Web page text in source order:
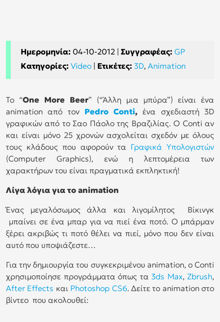
Ημερομηνία: 04-10-2012 | Συγγραφέας: GP
Κατηγορίες: Video | Ετικέτες: 3D, Animation
Το “One More Beer” (“Άλλη μια μπύρα”) είναι ένα
animation από τον Pedro Conti, ένα σχεδιαστή 3D
γραφικών από το Σαο Πάολο της Βραζιλίας. Ο Conti αν
και είναι μόνο 25 χρονών ασχολείται σχεδόν με όλους
τους κλάδους που αφορούν τα Γραφικά Υπολογιστών
(Computer Graphics), ενώ η λεπτομέρεια των
χαρακτήρων του είναι πραγματικά εκπληκτική!
Λίγα λόγια για το animation
Ένας μεγαλόσωμος άλλα και λιγομίλητος Βίκινγκ
μπαίνει σε ένα μπαρ για να πιεί ένα ποτό. Ο μπάρμαν
ξέρει ακριβώς τι ποτό θέλει να πιεί, μόνο που δεν είναι
αυτό που υποψιάζεστε…
Για την δημιουργία του συγκεκριμένου animation, ο Conti
χρησιμοποίησε προγράμματα όπως τα 3ds Max, Zbrush,
After Effects και Photoshop CS6. Δείτε το animation στο
βίντεο που ακολουθεί: